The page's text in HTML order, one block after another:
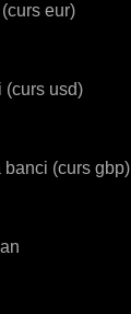
eur)
(curs usd)
(curs gbp)